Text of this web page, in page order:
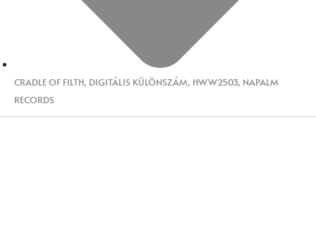
CRADLE OF FILTH, DIGITÁLIS KÜLÖNSZÁM, HWW2503, NAPALM
RECORDS